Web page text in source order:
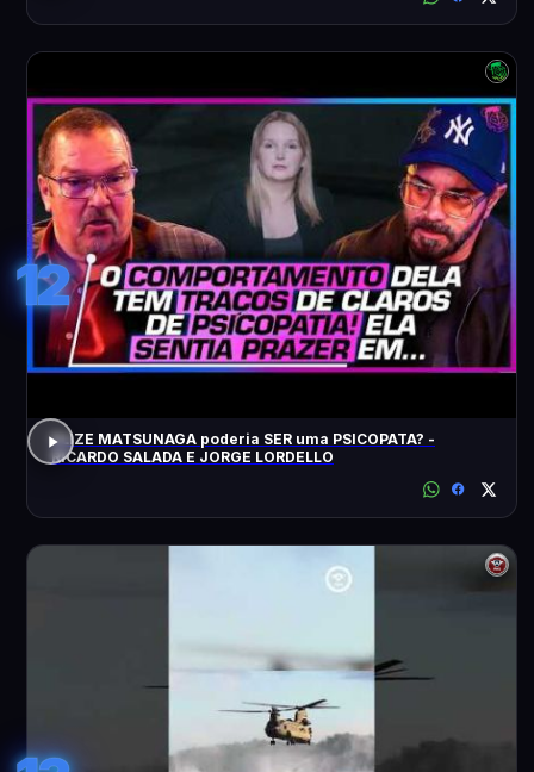
12
ELIZE MATSUNAGA poderia SER uma PSICOPATA? -
RICARDO SALADA E JORGE LORDELLO